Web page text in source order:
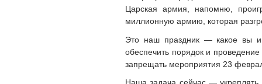
Царская армия, напомню,
миллионную армию, которая
Это наш праздник — какое вы
обеспечить порядок и
запрещать мероприятия 23